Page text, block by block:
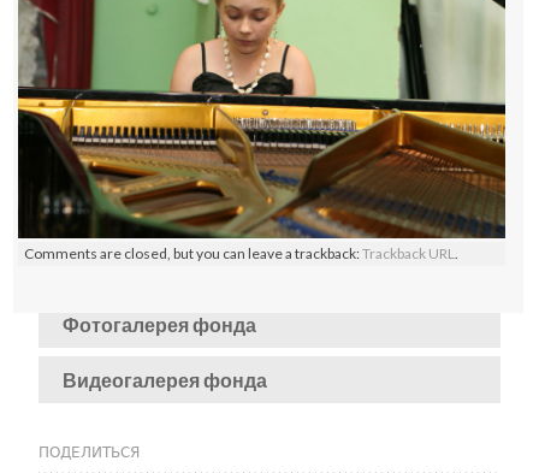
Comments are closed, but you can leave a trackback:Trackback URL
Фотогалерея фонда
Видеогалерея фонда
ПОДЕЛИТЬСЯ